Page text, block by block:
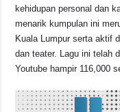
kehidupan personal dan
menarik kumpulan ini
Kuala Lumpur serta aktif
dan teater. Lagu ini telah
Youtube hampir 116,000